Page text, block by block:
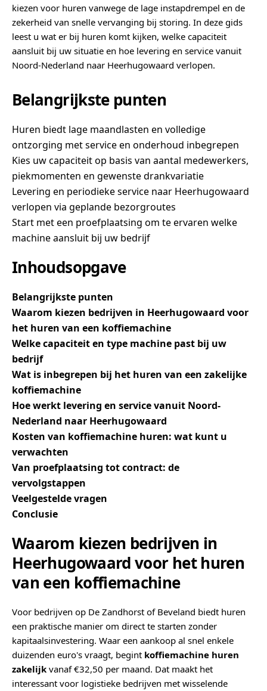
kiezen voor huren vanwege de lage instapdrempel en de
zekerheid van snelle vervanging bij storing. In deze gids
leest u wat er bij huren komt kijken, welke capaciteit
aansluit bij uw situatie en hoe levering en service vanuit
Noord-Nederland naar Heerhugowaard verlopen.
Belangrijkste punten
Huren biedt lage maandlasten en volledige
ontzorging met service en onderhoud inbegrepen
Kies uw capaciteit op basis van aantal medewerkers,
piekmomenten en gewenste drankvariatie
Levering en periodieke service naar Heerhugowaard
verlopen via geplande bezorgroutes
Start met een proefplaatsing om te ervaren welke
machine aansluit bij uw bedrijf
Inhoudsopgave
Belangrijkste punten
Waarom kiezen bedrijven in Heerhugowaard voor
het huren van een koffiemachine
Welke capaciteit en type machine past bij uw
bedrijf
Wat is inbegrepen bij het huren van een zakelijke
koffiemachine
Hoe werkt levering en service vanuit Noord-
Nederland naar Heerhugowaard
Kosten van koffiemachine huren: wat kunt u
verwachten
Van proefplaatsing tot contract: de
vervolgstappen
Veelgestelde vragen
Conclusie
Waarom kiezen bedrijven in
Heerhugowaard voor het huren
van een koffiemachine
Voor bedrijven op De Zandhorst of Beveland biedt huren
een praktische manier om direct te starten zonder
kapitaalsinvestering. Waar een aankoop al snel enkele
duizenden euro's vraagt, begint koffiemachine huren
zakelijk vanaf €32,50 per maand. Dat maakt het
interessant voor logistieke bedrijven met wisselende